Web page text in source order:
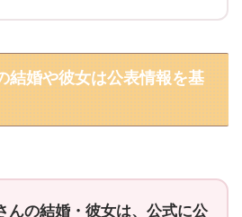
結婚や彼女は公表情報を基
んの結婚・彼女は、公式に公